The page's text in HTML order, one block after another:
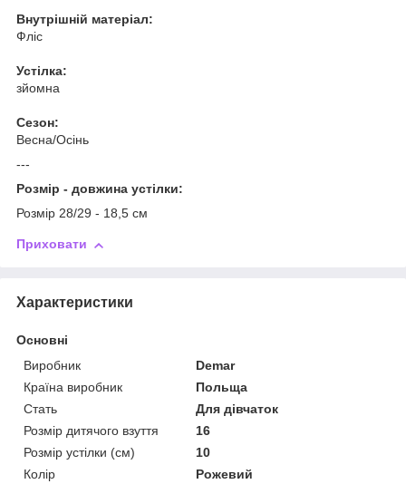
Внутрішній матеріал:
Фліс
Устілка:
зйомна
Сезон:
Весна/Осінь
---
Розмір - довжина устілки:
Розмір 28/29 - 18,5 см
Приховати
Характеристики
Основні
Виробник
Demar
Країна виробник
Польща
Стать
Для дівчаток
Розмір дитячого взуття
16
Розмір устілки (см)
10
Колір
Рожевий